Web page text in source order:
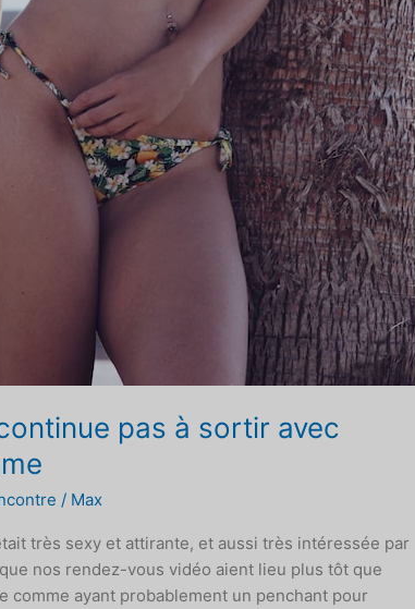
pas à sortir avec
/ Max
très sexy et attirante, et aussi très intéressée par
nos rendez-vous vidéo aient lieu plus tôt que
comme ayant probablement un penchant pour